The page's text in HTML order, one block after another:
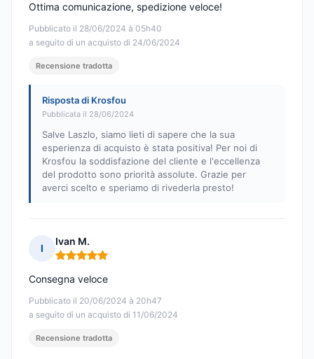
Pubblicato il 28/06/2024 à 05h40
a seguito di un acquisto di 24/06/2024
Ottima comunicazione, spedizione veloce!
Recensione tradotta
Risposta di Krosfou
Pubblicata il 28/06/2024
Salve Laszlo, siamo lieti di sapere che la sua
esperienza di acquisto è stata positiva! Per noi di
Krosfou la soddisfazione del cliente e l'eccellenza
del prodotto sono priorità assolute. Grazie per
averci scelto e speriamo di rivederla presto!
I
Ivan M.
Nota: 5 su 5
Pubblicato il 20/06/2024 à 20h47
a seguito di un acquisto di 11/06/2024
Consegna veloce
Recensione tradotta